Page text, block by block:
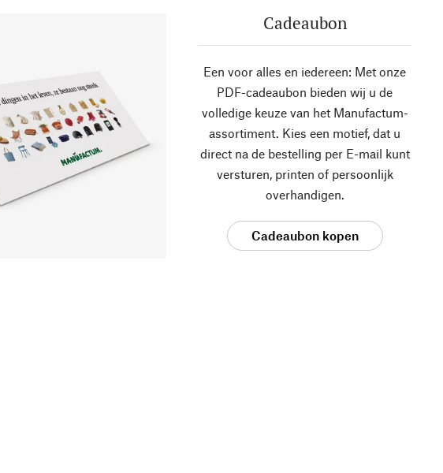
Cadeaubon
Een voor alles en iedereen: Met onze
PDF-cadeaubon bieden wij u de
volledige keuze van het Manufactum-
assortiment. Kies een motief, dat u
direct na de bestelling per E-mail kunt
versturen, printen of persoonlijk
overhandigen.
Cadeaubon kopen